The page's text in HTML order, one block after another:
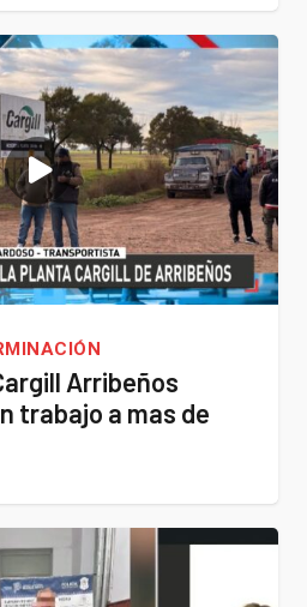
Arribeños
trabajo a mas de